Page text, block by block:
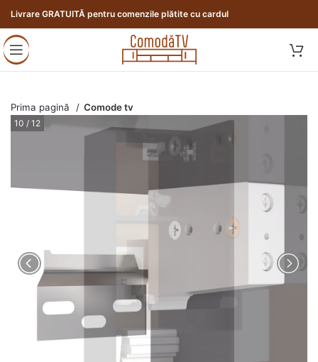
Livrare GRATUITĂ pentru comenzile plătite cu cardul
Prima pagină Comode tv
10 / 12